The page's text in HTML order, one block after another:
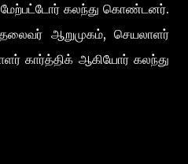
மேற்பட்டோர் கலந்து கொண்டனர்.
ஆறுமுகம், செயலாளர்
கார்த்திக் ஆகியோர் கலந்து